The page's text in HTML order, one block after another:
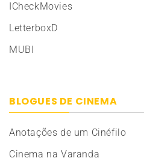
ICheckMovies
LetterboxD
MUBI
BLOGUES DE CINEMA
Anotações de um Cinéfilo
Cinema na Varanda